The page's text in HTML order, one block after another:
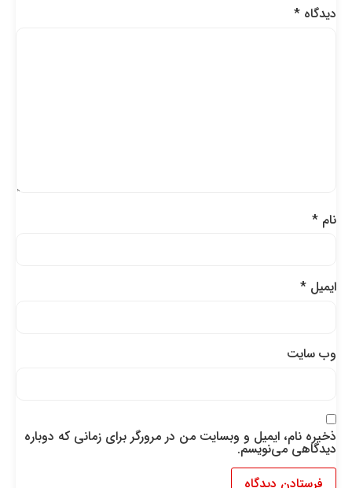
دیدگاه*
نام*
ایمیل*
وب‌ سایت
ذخیره نام، ایمیل و وبسایت من در مرورگر برای زمانی که دوباره
دیدگاهی می‌نویسم.